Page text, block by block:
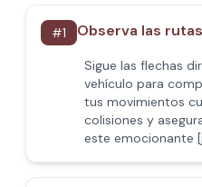
#1 Observa las
Sigue las flechas
vehículo para
tus movimientos
colisiones y
este emocionante